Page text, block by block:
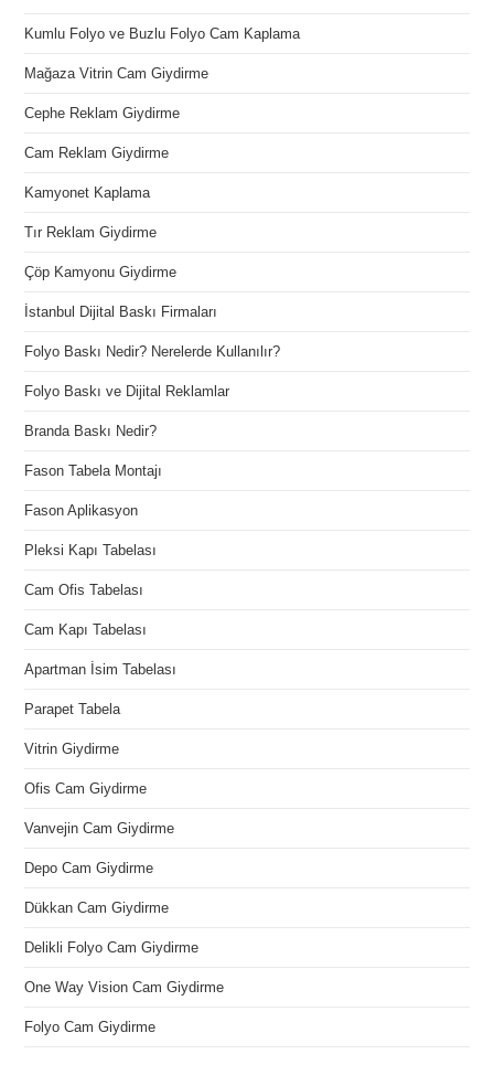
Kumlu Folyo ve Buzlu Folyo Cam Kaplama
Mağaza Vitrin Cam Giydirme
Cephe Reklam Giydirme
Cam Reklam Giydirme
Kamyonet Kaplama
Tır Reklam Giydirme
Çöp Kamyonu Giydirme
İstanbul Dijital Baskı Firmaları
Folyo Baskı Nedir? Nerelerde Kullanılır?
Folyo Baskı ve Dijital Reklamlar
Branda Baskı Nedir?
Fason Tabela Montajı
Fason Aplikasyon
Pleksi Kapı Tabelası
Cam Ofis Tabelası
Cam Kapı Tabelası
Apartman İsim Tabelası
Parapet Tabela
Vitrin Giydirme
Ofis Cam Giydirme
Vanvejin Cam Giydirme
Depo Cam Giydirme
Dükkan Cam Giydirme
Delikli Folyo Cam Giydirme
One Way Vision Cam Giydirme
Folyo Cam Giydirme